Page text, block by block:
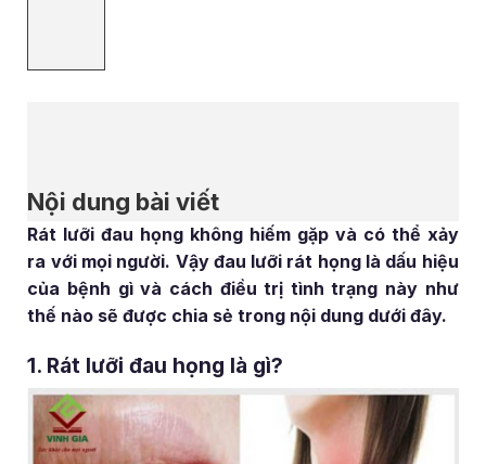
Nội dung bài viết
Rát lưỡi đau họng không hiếm gặp và có thể xảy
ra với mọi người. Vậy đau lưỡi rát họng là dấu hiệu
của bệnh gì và cách điều trị tình trạng này như
thế nào sẽ được chia sẻ trong nội dung dưới đây.
1. Rát lưỡi đau họng là gì?